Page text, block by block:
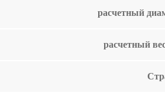
расчетный
расчетный